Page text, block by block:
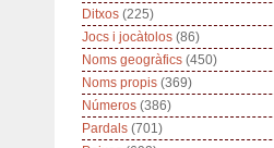
Ditxos (225)
Jocs i jocàtolos (86)
Noms geogràfics (450)
Noms propis (369)
Números (386)
Pardals (701)